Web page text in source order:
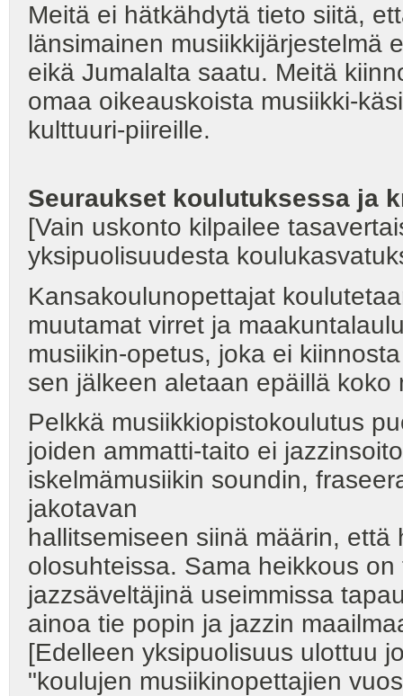
Meitä ei hätkähdytä tieto siitä,
länsimainen musiikkijärjestelmä
eikä Jumalalta saatu. Meitä
omaa oikeauskoista musiikki-
kulttuuri-piireille.
Seuraukset koulutuksessa ja
[Vain uskonto kilpailee
yksipuolisuudesta
Kansakoulunopettajat
muutamat virret ja
musiikin-opetus, joka ei
sen jälkeen aletaan epäillä
Pelkkä musiikkiopistokoulutus
joiden ammatti-taito ei
iskelmämusiikin soundin,
jakotavan
hallitsemiseen siinä määrin,
olosuhteissa. Sama heikkous
jazzsäveltäjinä useimmissa
ainoa tie popin ja jazzin
[Edelleen yksipuolisuus ulottuu
"koulujen musiikinopettajien